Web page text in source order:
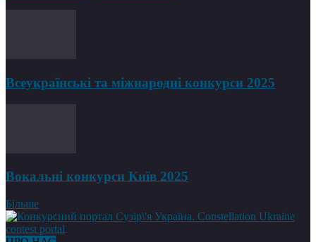
Всеукраїнські та міжнародні конкурси 2025
Вокальні конкурси Київ 2025
Більше